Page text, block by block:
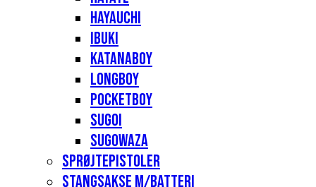
Hayauchi
Ibuki
Katanaboy
Longboy
Pocketboy
Sugoi
Sugowaza
Sprøjtepistoler
Stangsakse m/batteri